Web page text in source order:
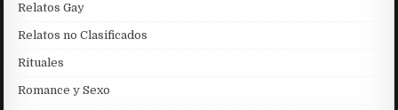
Relatos Gay
Relatos no Clasificados
Rituales
Romance y Sexo